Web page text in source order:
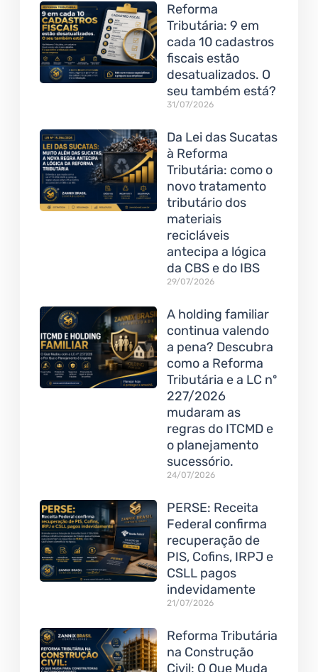
Reforma
Tributária: 9 em
cada 10 cadastros
fiscais estão
desatualizados. O
seu também está?
31/07/2026
Da Lei das Sucatas
à Reforma
Tributária: como o
novo tratamento
tributário dos
materiais
recicláveis
antecipa a lógica
da CBS e do IBS
29/07/2026
A holding familiar
continua valendo
a pena? Descubra
como a Reforma
Tributária e a LC nº
227/2026
mudaram as
regras do ITCMD e
o planejamento
sucessório.
24/07/2026
PERSE: Receita
Federal confirma
recuperação de
PIS, Cofins, IRPJ e
CSLL pagos
indevidamente
21/07/2026
Reforma Tributária
na Construção
Civil: O Que Muda